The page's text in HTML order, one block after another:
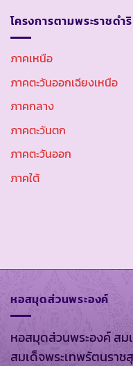
โครงการตามพระราชดำ
ภาคเหนือ
ภาคตะวันออกเฉียงเหนือ
ภาคกลาง
ภาคตะวันตก
ภาคตะวันออก
ภาคใต้
หอสมุดส่วนพระองค์
หอสมุดส่วนพระองค์ สม
สมเด็จพระเทพรัตนราช